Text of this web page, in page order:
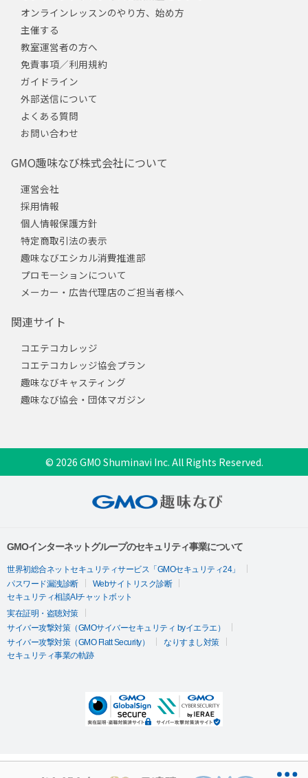
オンラインレッスンのやり方、始め方
主催する
教室運営者の方へ
免責事項／利用規約
ガイドライン
外部送信について
よくある質問
お問い合わせ
GMO趣味なび株式会社について
運営会社
採用情報
個人情報保護方針
特定商取引法の表示
趣味なびエシカル消費推進部
プロモーションについて
メーカー・広告代理店のご担当者様へ
関連サイト
コエテコカレッジ
コエテコカレッジ協会プラン
趣味なびキャスティング
趣味なび協会・団体マガジン
© 2026 GMO Shuminavi Inc. All Rights Reserved.